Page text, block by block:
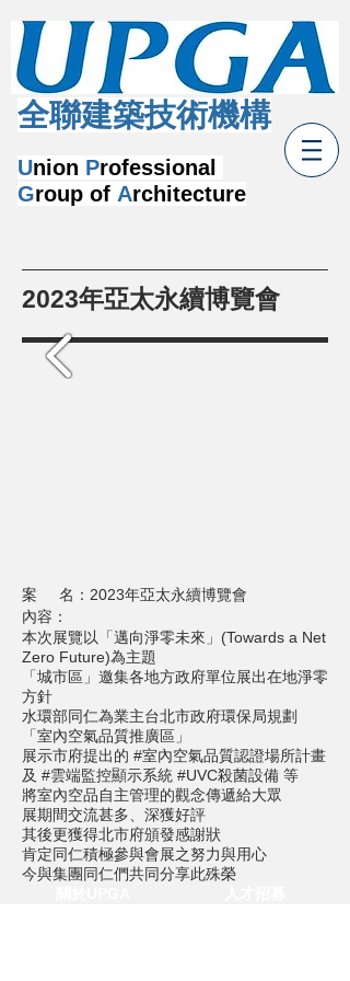
Union Professional
Group of Architecture
​全聯建築技術機構
2023年亞太永續博覽會
案 名：2023年亞太永續博覽會
內容：
本次展覽以「邁向淨零未來」(Towards a Net
Zero Future)為主題
「城市區」邀集各地方政府單位展出在地淨零
方針
水環部同仁為業主台北市政府環保局規劃
「室內空氣品質推廣區」
展示市府提出的 #室內空氣品質認證場所計畫
及 #雲端監控顯示系統 #UVC殺菌設備 等
將室內空品自主管理的觀念傳遞給大眾
展期間交流甚多、深獲好評
其後更獲得北市府頒發感謝狀
肯定同仁積極參與會展之努力與用心
今與集團同仁們共同分享此殊榮